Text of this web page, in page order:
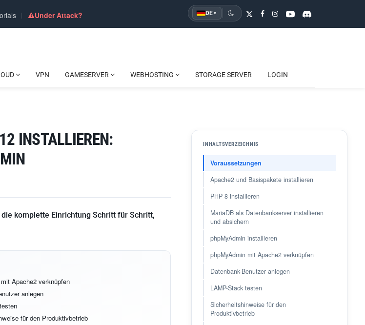
Under Attack? DE ▾
VPN GAMESERVER WEBHOSTING STORAGE SERVER LOGIN
INSTALLIEREN:
komplette Einrichtung Schritt für Schritt,
Apache2 verknüpfen
anlegen
für den Produktivbetrieb
INHALTSVERZEICHNIS
Voraussetzungen
Apache2 und Basispakete installieren
PHP 8 installieren
MariaDB als Datenbankserver installieren
und absichern
phpMyAdmin installieren
phpMyAdmin mit Apache2 verknüpfen
Datenbank-Benutzer anlegen
LAMP-Stack testen
Sicherheitshinweise für den
Produktivbetrieb